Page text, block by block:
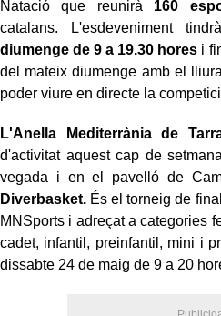
Natació que reunirà 160
catalans. L'esdeveniment
diumenge de 9 a 19.30 hores i
del mateix diumenge amb el
poder viure en directe la
L'Anella Mediterrània de
d'activitat aquest cap de
vegada i en el pavelló de
Diverbasket. És el torneig de
MNSports i adreçat a categories
cadet, infantil, preinfantil, mini i
dissabte 24 de maig de 9 a 20